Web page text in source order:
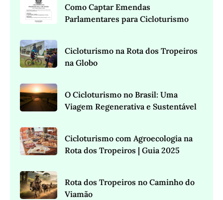
Como Captar Emendas
Parlamentares para Cicloturismo
Cicloturismo na Rota dos Tropeiros
na Globo
O Cicloturismo no Brasil: Uma
Viagem Regenerativa e Sustentável
Cicloturismo com Agroecologia na
Rota dos Tropeiros | Guia 2025
Rota dos Tropeiros no Caminho do
Viamão